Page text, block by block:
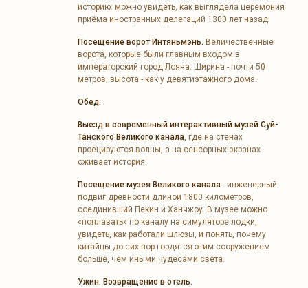
историю: можно увидеть, как выглядела церемония
приёма иностранных делегаций 1300 лет назад.
Посещение ворот Интяньмэнь. Величественные
ворота, которые были главным входом в
императорский город Лояна. Ширина - почти 50
метров, высота - как у девятиэтажного дома.
Обед.
Выезд в современный интерактивный музей Суй-
Танского Великого канала , где на стенах
проецируются волны, а на сенсорных экранах
оживает история.
Посещение музея Великого канала - инженерный
подвиг древности длиной 1800 километров,
соединивший Пекин и Ханчжоу. В музее можно
«поплавать» по каналу на симуляторе лодки,
увидеть, как работали шлюзы, и понять, почему
китайцы до сих пор гордятся этим сооружением
больше, чем иными чудесами света.
Ужин. Возвращение в отель.